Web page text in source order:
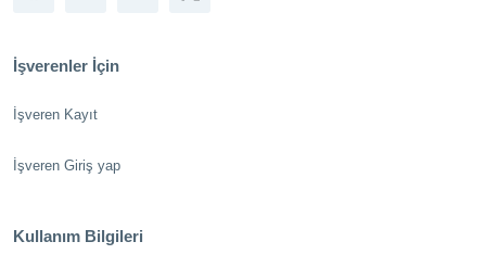
İşverenler İçin
İşveren Kayıt
İşveren Giriş yap
Kullanım Bilgileri